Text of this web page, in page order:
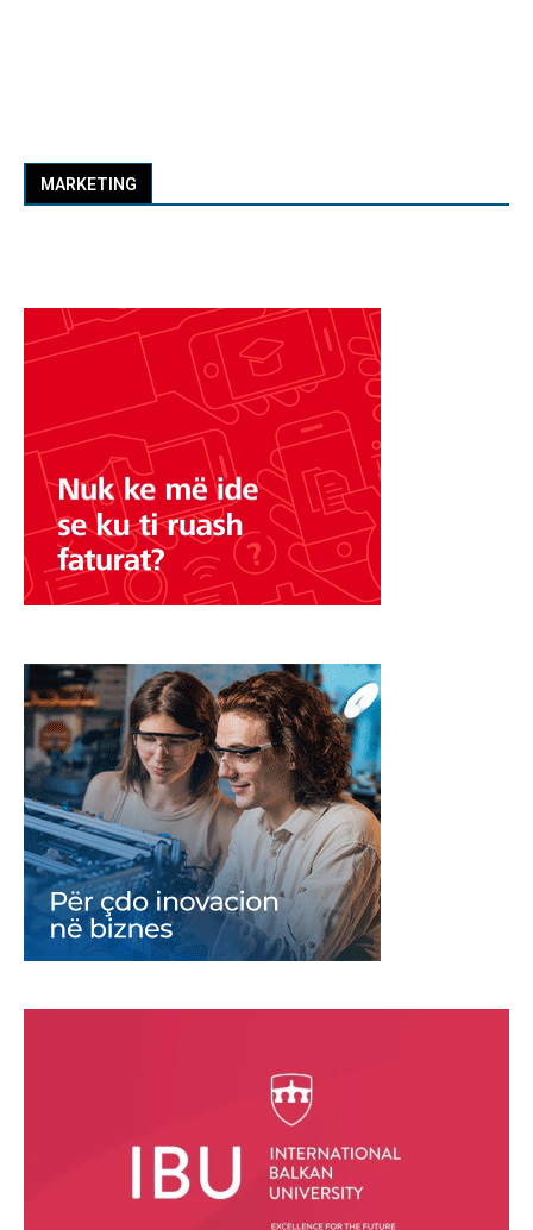
MARKETING